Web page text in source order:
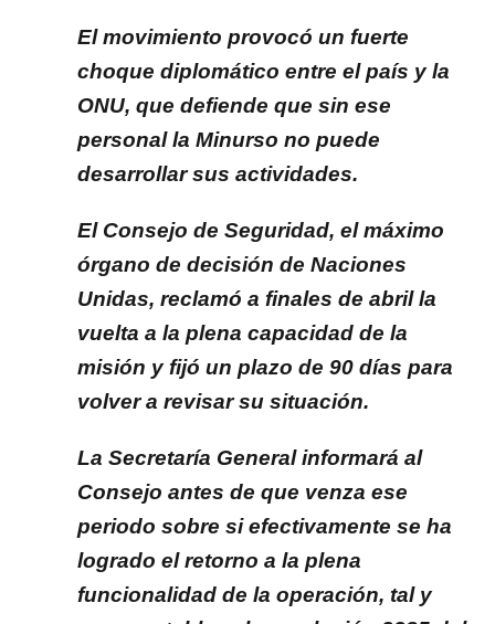
El movimiento provocó un fuerte
choque diplomático entre el país y la
ONU, que defiende que sin ese
personal la Minurso no puede
desarrollar sus actividades.
El Consejo de Seguridad, el máximo
órgano de decisión de Naciones
Unidas, reclamó a finales de abril la
vuelta a la plena capacidad de la
misión y fijó un plazo de 90 días para
volver a revisar su situación.
La Secretaría General informará al
Consejo antes de que venza ese
periodo sobre si efectivamente se ha
logrado el retorno a la plena
funcionalidad de la operación, tal y